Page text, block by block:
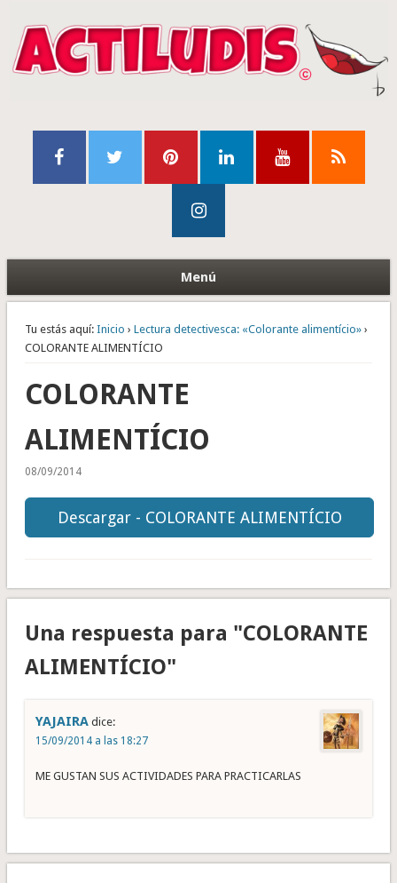
Menú
Tu estás aquí: Inicio › Lectura detectivesca: «Colorante alimentício»›
COLORANTE ALIMENTÍCIO
COLORANTE
ALIMENTÍCIO
08/09/2014
Descargar - COLORANTE ALIMENTÍCIO
Una respuesta para "COLORANTE
ALIMENTÍCIO"
YAJAIRA dice:
15/09/2014 a las 18:27
ME GUSTAN SUS ACTIVIDADES PARA PRACTICARLAS